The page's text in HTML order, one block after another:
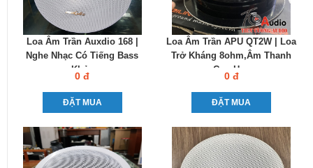
Loa Âm Trần Auxdio 168 |
Nghe Nhạc Có Tiếng Bass
Khỏe
0 đ
ĐẶT MUA
Loa Âm Trần APU QT2W | Loa
Trở Kháng 8ohm,âm Thanh
Cực Hay
0 đ
ĐẶT MUA